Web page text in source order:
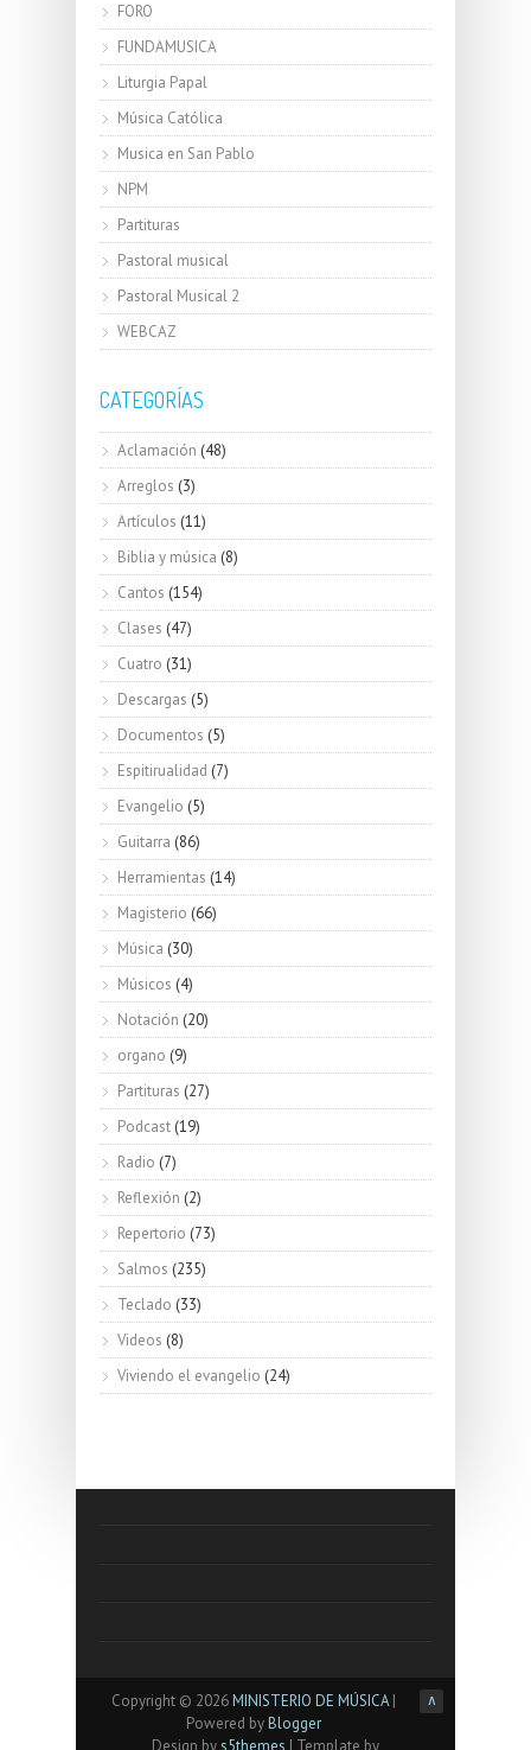
FORO
FUNDAMUSICA
Liturgia Papal
Música Católica
Musica en San Pablo
NPM
Partituras
Pastoral musical
Pastoral Musical 2
WEBCAZ
CATEGORÍAS
Aclamación (48)
Arreglos (3)
Artículos (11)
Biblia y música (8)
Cantos (154)
Clases (47)
Cuatro (31)
Descargas (5)
Documentos (5)
Espitirualidad (7)
Evangelio (5)
Guitarra (86)
Herramientas (14)
Magisterio (66)
Música (30)
Músicos (4)
Notación (20)
organo (9)
Partituras (27)
Podcast (19)
Radio (7)
Reflexión (2)
Repertorio (73)
Salmos (235)
Teclado (33)
Videos (8)
Viviendo el evangelio (24)
∧
Copyright © 2026MINISTERIO DE MÚSICA|
Powered byBlogger